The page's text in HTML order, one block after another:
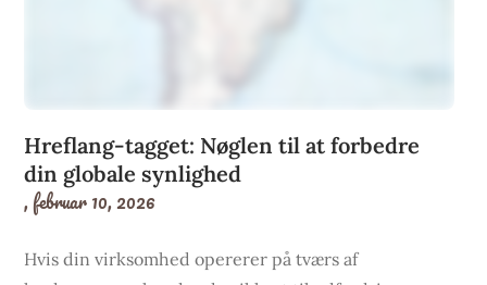
Hreflang-tagget: Nøglen til at forbedre
din globale synlighed
,februar 10, 2026
Hvis din virksomhed opererer på tværs af